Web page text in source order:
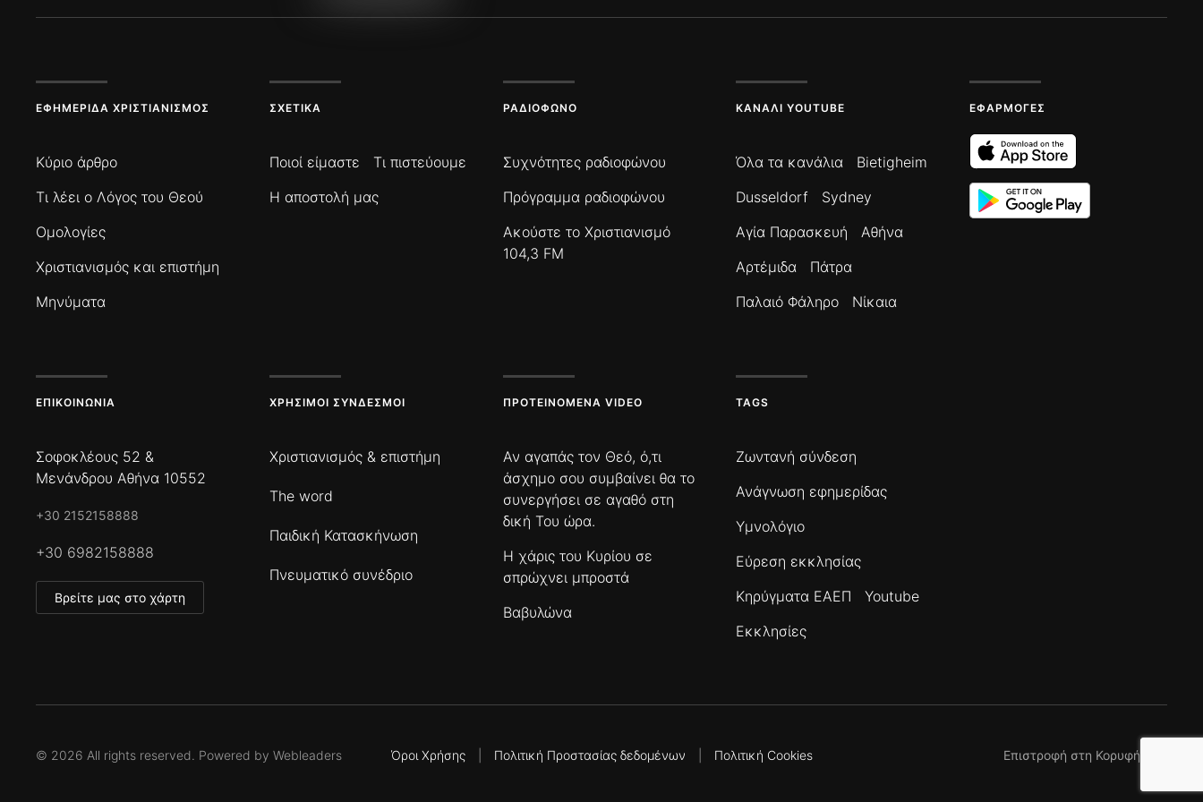
ΕΦΗΜΕΡΊΔΑ ΧΡΙΣΤΙΑΝΙΣΜΌΣ
Κύριο άρθρο
Τι λέει ο Λόγος του Θεού
Ομολογίες
Χριστιανισμός και επιστήμη
Μηνύματα
ΣΧΕΤΙΚΆ
Ποιοί είμαστε
Τι πιστεύουμε
Η αποστολή μας
ΡΑΔΙΌΦΩΝΟ
Συχνότητες ραδιοφώνου
Πρόγραμμα ραδιοφώνου
Ακούστε το Χριστιανισμό
104,3 FM
ΚΑΝΆΛΙ YOUTUBE
Όλα τα κανάλια
Bietigheim
Dusseldorf
Sydney
Αγία Παρασκευή
Αθήνα
Αρτέμιδα
Πάτρα
Παλαιό Φάληρο
Νίκαια
ΕΦΑΡΜΟΓΈΣ
ΕΠΙΚΟΙΝΩΝΊΑ
Σοφοκλέους 52 &
Μενάνδρου Αθήνα 10552
+30 2152158888
+30 6982158888
Βρείτε μας στο χάρτη
ΧΡΉΣΙΜΟΙ ΣΎΝΔΕΣΜΟΙ
Χριστιανισμός & επιστήμη
The word
Παιδική Κατασκήνωση
Πνευματικό συνέδριο
ΠΡΟΤΕΙΝΌΜΕΝΑ VIDEO
Αν αγαπάς τον Θεό, ό,τι
άσχημο σου συμβαίνει θα το
συνεργήσει σε αγαθό στη
δική Του ώρα.
Η χάρις του Κυρίου σε
σπρώχνει μπροστά
Βαβυλώνα
TAGS
Ζωντανή σύνδεση
Ανάγνωση εφημερίδας
Υμνολόγιο
Εύρεση εκκλησίας
Κηρύγματα ΕΑΕΠ
Youtube
Εκκλησίες
© 2026 All rights reserved. Powered by Webleaders Όροι Χρήσης| Πολιτική Προστασίας δεδομένων Πολιτική Cookies Επιστροφή στη Κορυφή